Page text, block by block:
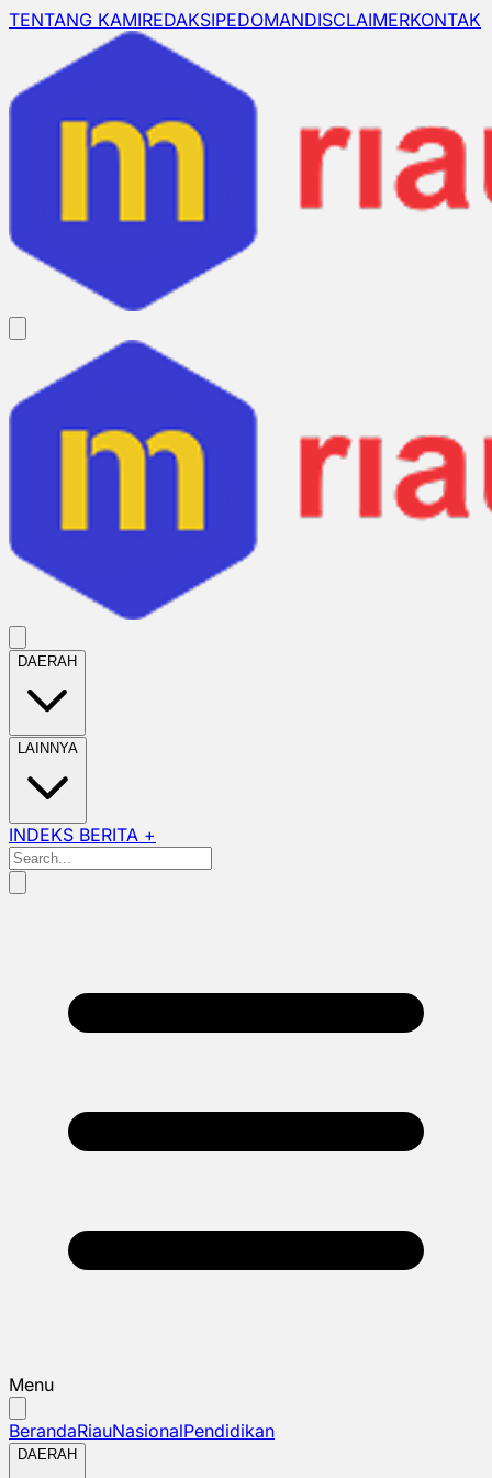
TENTANG KAMIREDAKSIPEDOMANDISCLAIMERKONTAK
DAERAH
LAINNYA
INDEKS BERITA +
Menu
BerandaRiauNasionalPendidikan
DAERAH